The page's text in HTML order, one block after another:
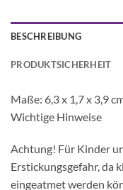
BESCHREIBUNG
PRODUKTSICHERHEIT
Maße: 6,3 x 1,7 x 3,9
Wichtige Hinweise
Achtung! Für Kinder
Erstickungsgefahr, da
eingeatmet werden